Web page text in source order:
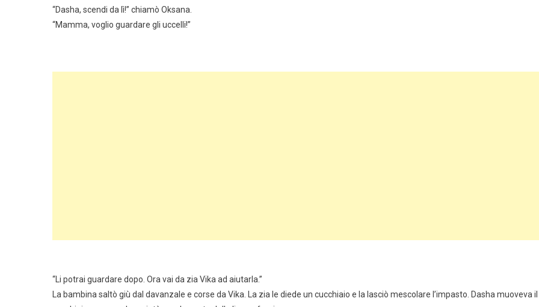
“Dasha, scendi da lì!” chiamò Oksana.
“Mamma, voglio guardare gli uccelli!”
“Li potrai guardare dopo. Ora vai da zia Vika ad aiutarla.”
La bambina saltò giù dal davanzale e corse da Vika. La zia le diede un cucchiaio e la lasciò mescolare l’impasto. Dasha muoveva il